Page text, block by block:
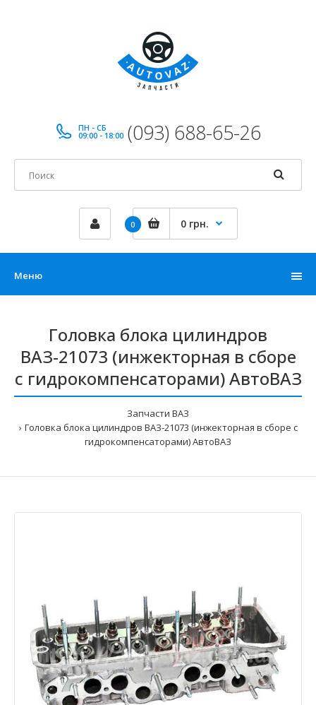
ПН - СБ
09:00 - 18:00 (093) 688-65-26
0 0 грн.
Меню
Головка блока цилиндров
ВАЗ-21073 (инжекторная в сборе
с гидрокомпенсаторами) АвтоВАЗ
Запчасти ВАЗ
Головка блока цилиндров ВАЗ-21073 (инжекторная в сборе с
гидрокомпенсаторами) АвтоВАЗ